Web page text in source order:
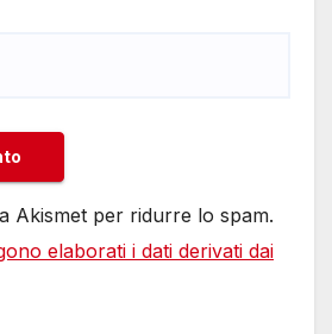
Akismet per ridurre lo spam.
elaborati i dati derivati dai